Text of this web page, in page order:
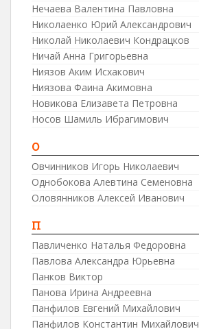
Нечаева Валентина Павловна
Николаенко Юрий Александрович
Николай Николаевич Кондрацков
Ничай Анна Григорьевна
Ниязов Аким Исхакович
Ниязова Фаина Акимовна
Новикова Елизавета Петровна
Носов Шамиль Ибрагимович
О
Овчинников Игорь Николаевич
Однобокова Алевтина Семеновна
Оловянников Алексей Иванович
П
Павличенко Наталья Федоровна
Павлова Александра Юрьевна
Панков Виктор
Панова Ирина Андреевна
Панфилов Евгений Михайлович
Панфилов Константин Михайлович